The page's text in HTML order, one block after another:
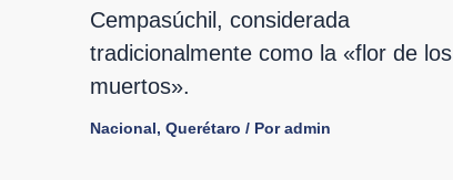
Cempasúchil, considerada
tradicionalmente como la «flor de los
muertos».
Nacional, Querétaro / Poradmin